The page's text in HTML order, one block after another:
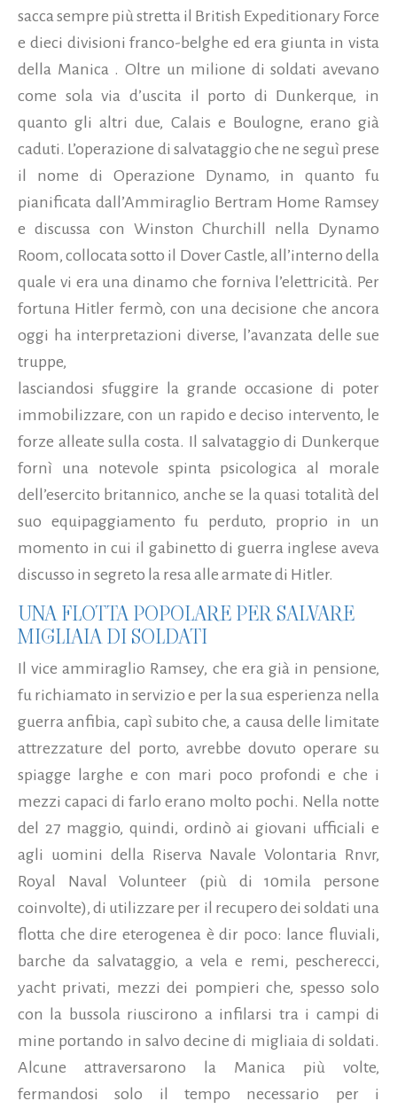
sacca sempre più stretta il British Expeditionary Force
e dieci divisioni franco-belghe ed era giunta in vista
della Manica . Oltre un milione di soldati avevano
come sola via d’uscita il porto di Dunkerque, in
quanto gli altri due, Calais e Boulogne, erano già
caduti. L’operazione di salvataggio che ne seguì prese
il nome di Operazione Dynamo, in quanto fu
pianificata dall’Ammiraglio Bertram Home Ramsey
e discussa con Winston Churchill nella Dynamo
Room, collocata sotto il Dover Castle, all’interno della
quale vi era una dinamo che forniva l’elettricità. Per
fortuna Hitler fermò, con una decisione che ancora
oggi ha interpretazioni diverse, l’avanzata delle sue
truppe,
lasciandosi sfuggire la grande occasione di poter
immobilizzare, con un rapido e deciso intervento, le
forze alleate sulla costa. Il salvataggio di Dunkerque
fornì una notevole spinta psicologica al morale
dell’esercito britannico, anche se la quasi totalità del
suo equipaggiamento fu perduto, proprio in un
momento in cui il gabinetto di guerra inglese aveva
discusso in segreto la resa alle armate di Hitler.
UNA FLOTTA POPOLARE PER SALVARE
MIGLIAIA DI SOLDATI
Il vice ammiraglio Ramsey, che era già in pensione,
fu richiamato in servizio e per la sua esperienza nella
guerra anfibia, capì subito che, a causa delle limitate
attrezzature del porto, avrebbe dovuto operare su
spiagge larghe e con mari poco profondi e che i
mezzi capaci di farlo erano molto pochi. Nella notte
del 27 maggio, quindi, ordinò ai giovani ufficiali e
agli uomini della Riserva Navale Volontaria Rnvr,
Royal Naval Volunteer (più di 10mila persone
coinvolte), di utilizzare per il recupero dei soldati una
flotta che dire eterogenea è dir poco: lance fluviali,
barche da salvataggio, a vela e remi, pescherecci,
yacht privati, mezzi dei pompieri che, spesso solo
con la bussola riuscirono a infilarsi tra i campi di
mine portando in salvo decine di migliaia di soldati.
Alcune attraversarono la Manica più volte,
fermandosi solo il tempo necessario per i